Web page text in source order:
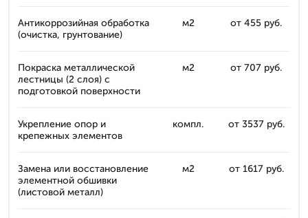
Антикоррозийная обработка
(очистка, грунтование)
м2 от 455 руб.
Покраска металлической
лестницы (2 слоя) с
подготовкой поверхности
м2 от 707 руб.
Укрепление опор и
крепежных элементов
компл. от 3537 руб.
Замена или восстановление
элементной обшивки
(листовой металл)
м2 от 1617 руб.